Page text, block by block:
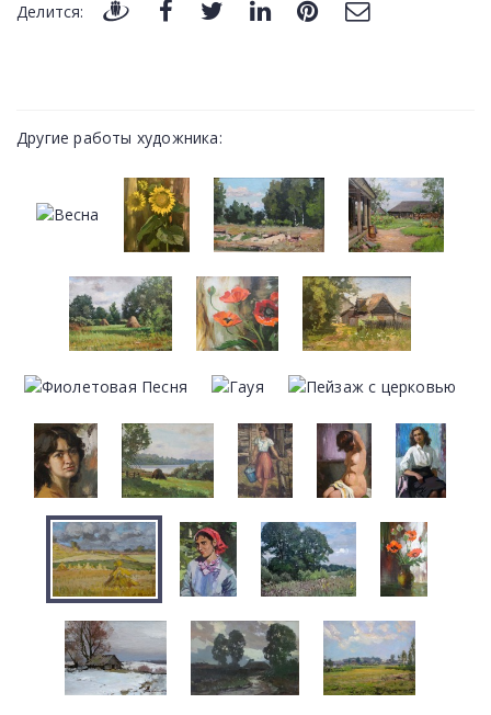
Делится:
Другие работы художника: